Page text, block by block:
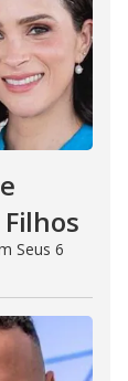
Seus 6